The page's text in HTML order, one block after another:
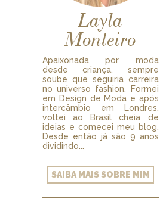
Layla
Monteiro
Apaixonada por moda
desde criança, sempre
soube que seguiria carreira
no universo fashion. Formei
em Design de Moda e após
intercâmbio em Londres,
voltei ao Brasil cheia de
ideias e comecei meu blog.
Desde então já são 9 anos
dividindo...
SAIBA MAIS SOBRE MIM